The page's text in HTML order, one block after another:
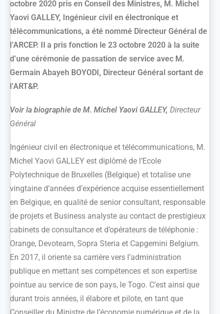
octobre 2020 pris en Conseil des Ministres, M. Michel
Yaovi GALLEY, Ingénieur civil en électronique et
télécommunications, a été nommé Directeur Général de
l’ARCEP. Il a pris fonction le 23 octobre 2020 à la suite
d’une cérémonie de passation de service avec M.
Germain Abayeh BOYODI, Directeur Général sortant de
l’ART&P.
Voir la biographie de M. Michel Yaovi GALLEY, Directeur
Général
Ingénieur civil en électronique et télécommunications, M.
Michel Yaovi GALLEY est diplômé de l’Ecole
Polytechnique de Bruxelles (Belgique) et totalise une
vingtaine d’années d’expérience acquise essentiellement
en Belgique, en qualité de senior consultant, responsable
de projets et Business analyste au contact de prestigieux
cabinets de consultance et d’opérateurs de téléphonie :
Orange, Devoteam, Sopra Steria et Capgemini Belgium.
En 2017, il oriente sa carrière vers l’administration
publique en mettant ses compétences et son expertise
pointue au service de son pays, le Togo. C’est ainsi que
durant trois années, il élabore et pilote, en tant que